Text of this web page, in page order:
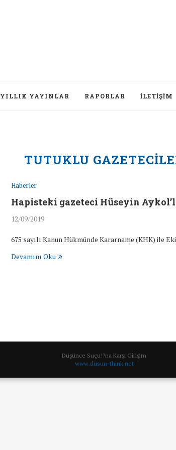
YILLIK YAYINLAR RAPORLAR İLETIŞIM
TUTUKLU
Haberler
Hapisteki gazeteci Hüseyin
12/09/2019
675 sayılı Kanun Hükmünde Kararname (KHK) ile
Devamını Oku
Düşünce Suçu!?na Karşı Girişim
www.dusun-think.net